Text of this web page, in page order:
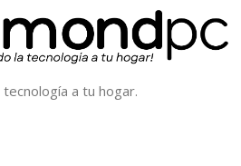
a tu hogar.